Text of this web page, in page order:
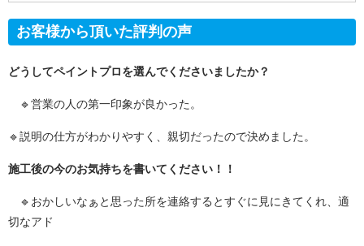
お客様から頂いた評判の声
どうしてペイントプロを選んでくださいましたか？
🔹営業の人の第一印象が良かった。
🔹説明の仕方がわかりやすく、親切だったので決めました。
施工後の今のお気持ちを書いてください！！
🔹おかしいなぁと思った所を連絡するとすぐに見にきてくれ、適
切なアド